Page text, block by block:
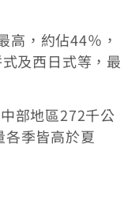
高，約佔44％，
及西日式等，最
部地區272千公
季皆高於夏